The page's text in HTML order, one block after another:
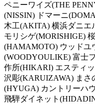
ペニーワイズ(THE
(NISSIN) ドマーニ
木工(AKITA) 横浜ダニエ
モリシゲ(MORISHIGE)
(HAMAMOTO) ウッドユ
(WOODYOULIKE) 富士
作所(HIKARI) エスティ
沢彫(KARUIZAWA) まさ
(HYUGA) カントリーハ
飛騨ダイネット